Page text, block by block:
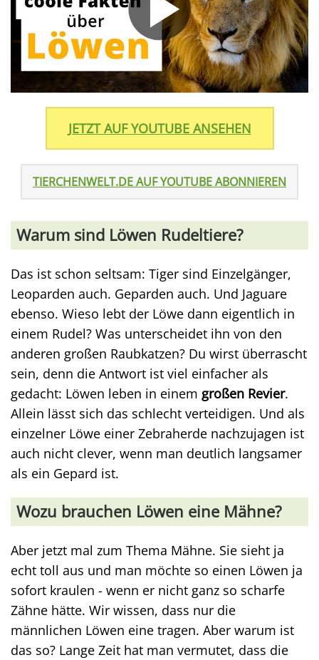
JETZT AUF YOUTUBE ANSEHEN
TIERCHENWELT.DE AUF YOUTUBE ABONNIEREN
Warum sind Löwen Rudeltiere?
Das ist schon seltsam: Tiger sind Einzelgänger,
Leoparden auch. Geparden auch. Und Jaguare
ebenso. Wieso lebt der Löwe dann eigentlich in
einem Rudel? Was unterscheidet ihn von den
anderen großen Raubkatzen? Du wirst überrascht
sein, denn die Antwort ist viel einfacher als
gedacht: Löwen leben in einem großen Revier.
Allein lässt sich das schlecht verteidigen. Und als
einzelner Löwe einer Zebraherde nachzujagen ist
auch nicht clever, wenn man deutlich langsamer
als ein Gepard ist.
Wozu brauchen Löwen eine Mähne?
Aber jetzt mal zum Thema Mähne. Sie sieht ja
echt toll aus und man möchte so einen Löwen ja
sofort kraulen - wenn er nicht ganz so scharfe
Zähne hätte. Wir wissen, dass nur die
männlichen Löwen eine tragen. Aber warum ist
das so? Lange Zeit hat man vermutet, dass die